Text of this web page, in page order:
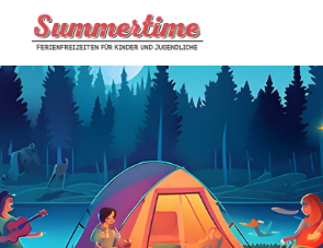
Inhalt
springen
Summertime